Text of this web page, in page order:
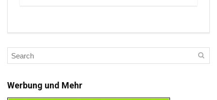
Werbung und Mehr